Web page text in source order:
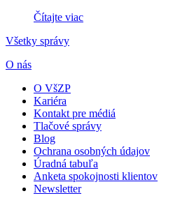
Čítajte viac
Všetky správy
O nás
O VšZP
Kariéra
Kontakt pre médiá
Tlačové správy
Blog
Ochrana osobných údajov
Úradná tabuľa
Anketa spokojnosti klientov
Newsletter